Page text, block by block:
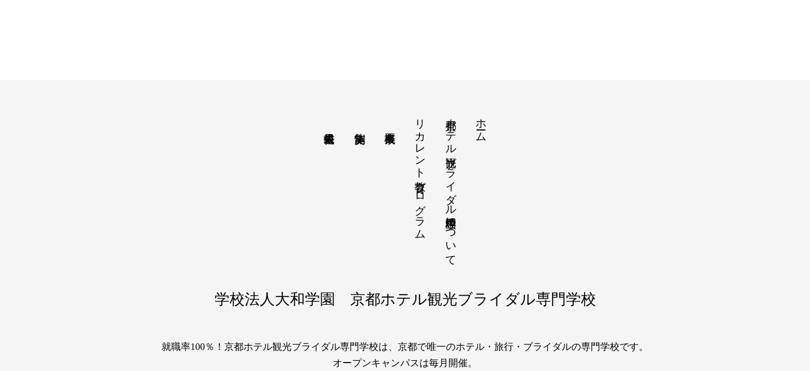
ホーム
京都ホテル観光ブライダル専門学校について
リカレント教育プログラム
学校法人大和学園 京都ホテル観光ブライダル専門学校
就職率100％！京都ホテル観光ブライダル専門学校は、京都で唯一のホテル・旅行・ブライダルの専門学校です。
オープンキャンパスは毎月開催。